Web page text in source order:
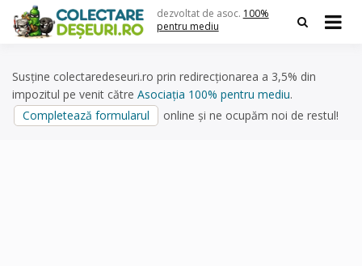
content
dezvoltat de asoc. 100%
pentru mediu
Susține colectaredeseuri.ro prin redirecționarea a 3,5% din
impozitul pe venit către Asociația 100% pentru mediu.
Completează formularul
online și ne ocupăm noi de restul!